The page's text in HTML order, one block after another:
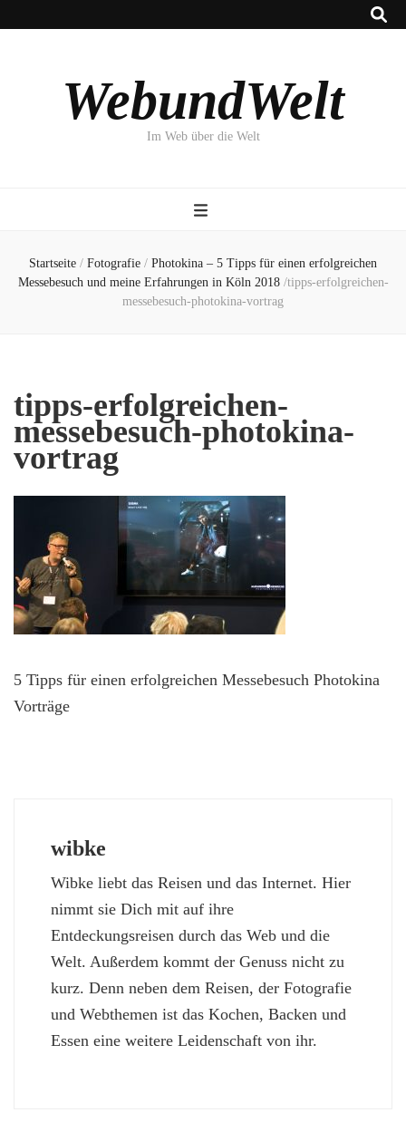
WebundWelt
Im Web über die Welt
Startseite / Fotografie / Photokina – 5 Tipps für einen erfolgreichen
Messebesuch und meine Erfahrungen in Köln 2018 /tipps-erfolgreichen-
messebesuch-photokina-vortrag
tipps-erfolgreichen-
messebesuch-photokina-
vortrag
5 Tipps für einen erfolgreichen Messebesuch Photokina
Vorträge
wibke
Wibke liebt das Reisen und das Internet. Hier
nimmt sie Dich mit auf ihre
Entdeckungsreisen durch das Web und die
Welt. Außerdem kommt der Genuss nicht zu
kurz. Denn neben dem Reisen, der Fotografie
und Webthemen ist das Kochen, Backen und
Essen eine weitere Leidenschaft von ihr.